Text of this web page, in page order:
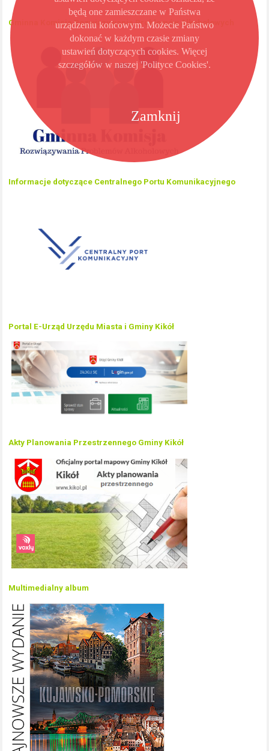
Gminna Komisja Rozwiązywania Problemów Alkoholowych
Informacje dotyczące Centralnego Portu Komunikacyjnego
Portal E-Urząd Urzędu Miasta i Gminy Kikół
Akty Planowania Przestrzennego Gminy Kikół
Multimedialny album
Zamknij
będą one zamieszczane w Państwa
urządzeniu końcowym. Możecie Państwo
dokonać w każdym czasie zmiany
ustawień dotyczących cookies. Więcej
szczegółów w naszej 'Polityce Cookies'.